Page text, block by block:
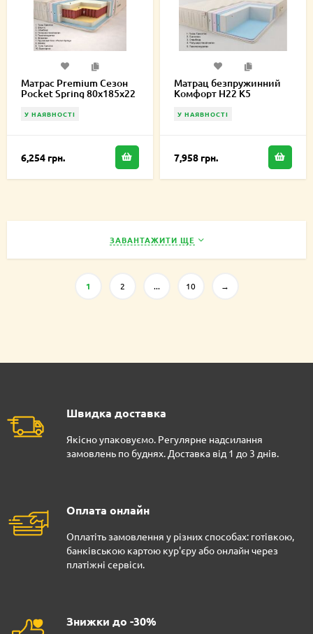
Матрас Premium Сезон
Pocket Spring 80х185х22
У НАЯВНОСТІ
6,254 грн.
Матрац безпружинний
Комфорт H22 К5
У НАЯВНОСТІ
7,958 грн.
ЗАВАНТАЖИТИ ЩЕ
1 2 ... 10 →
Швидка доставка
Якісно упаковуємо. Регулярне надсилання
замовлень по буднях. Доставка від 1 до 3 днів.
Оплата онлайн
Оплатіть замовлення у різних способах: готівкою,
банківською картою кур'єру або онлайн через
платіжні сервіси.
Знижки до -30%